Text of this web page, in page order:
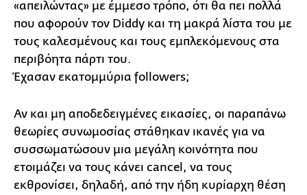
«απειλώντας» με έμμεσο τρόπο, ότι θα πει πολλά
που αφορούν τον Diddy και τη μακρά λίστα του με
τους καλεσμένους και τους εμπλεκόμενους στα
περιβόητα πάρτι του.
Έχασαν εκατομμύρια followers;
Αν και μη αποδεδειγμένες εικασίες, οι παραπάνω
θεωρίες συνωμοσίας στάθηκαν ικανές για να
συσσωματώσουν μια μεγάλη κοινότητα που
ετοιμάζει να τους κάνει cancel, να τους
εκθρονίσει, δηλαδή, από την ήδη κυρίαρχη θέση